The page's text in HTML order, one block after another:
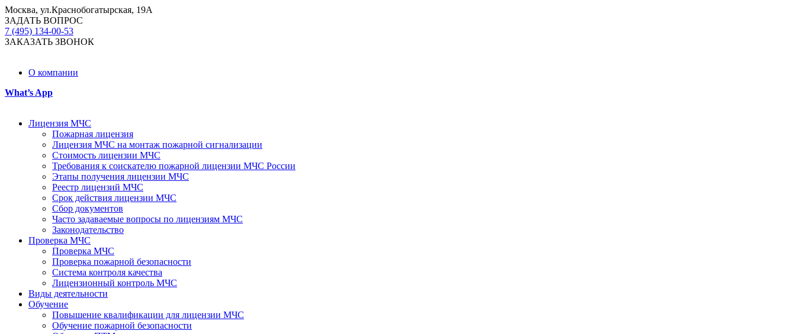
Москва, ул.Краснобогатырская, 19А
ЗАДАТЬ ВОПРОС
7 (495) 134-00-53
ЗАКАЗАТЬ ЗВОНОК
О компании
What’s App
Лицензия МЧС
Пожарная лицензия
Лицензия МЧС на монтаж пожарной сигнализации
Стоимость лицензии МЧС
Требования к соискателю пожарной лицензии МЧС России
Этапы получения лицензии МЧС
Реестр лицензий МЧС
Срок действия лицензии МЧС
Сбор документов
Часто задаваемые вопросы по лицензиям МЧС
Законодательство
Проверка МЧС
Проверка МЧС
Проверка пожарной безопасности
Система контроля качества
Лицензионный контроль МЧС
Виды деятельности
Обучение
Повышение квалификации для лицензии МЧС
Обучение пожарной безопасности